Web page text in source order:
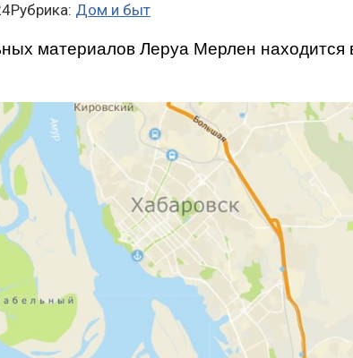
Рубрика: Дом и быт
материалов Леруа Мерлен